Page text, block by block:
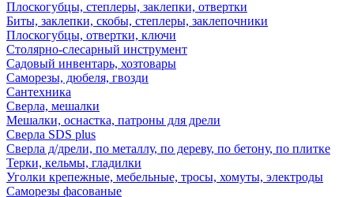
Плоскогубцы, степлеры, заклепки, отвертки
Биты, заклепки, скобы, степлеры, заклепочники
Плоскогубцы, отвертки, ключи
Столярно-слесарный инструмент
Садовый инвентарь, хозтовары
Саморезы, дюбеля, гвозди
Сантехника
Сверла, мешалки
Мешалки, оснастка, патроны для дрели
Сверла SDS plus
Сверла д/дрели, по металлу, по дереву, по бетону, по плитке
Терки, кельмы, гладилки
Уголки крепежные, мебельные, тросы, хомуты, электроды
Саморезы фасованые